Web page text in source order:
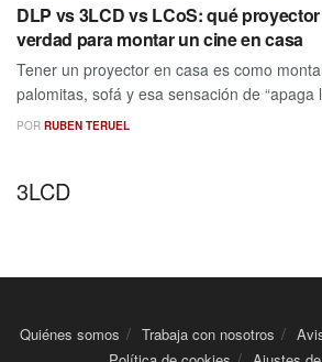
DLP vs 3LCD vs LCoS: qué
verdad para montar un cine en casa
Tener un proyector en casa es como
palomitas, sofá y esa sensación de “apaga
POR RUBEN TERUEL
3LCD
Quiénes somos Trabaja con nosotros